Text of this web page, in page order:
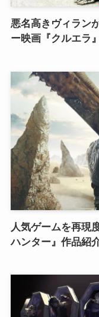
悪名高きヴィラン
ー映画『クルエラ
人気ゲームを再現
ハンター』作品紹